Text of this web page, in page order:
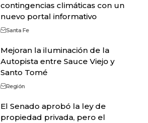
contingencias climáticas con un
nuevo portal informativo
Santa Fe
Mejoran la iluminación de la
Autopista entre Sauce Viejo y
Santo Tomé
Región
El Senado aprobó la ley de
propiedad privada, pero el